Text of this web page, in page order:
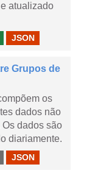
atualizado
JSON
Grupos de
os
dados não
dados são
diariamente.
JSON